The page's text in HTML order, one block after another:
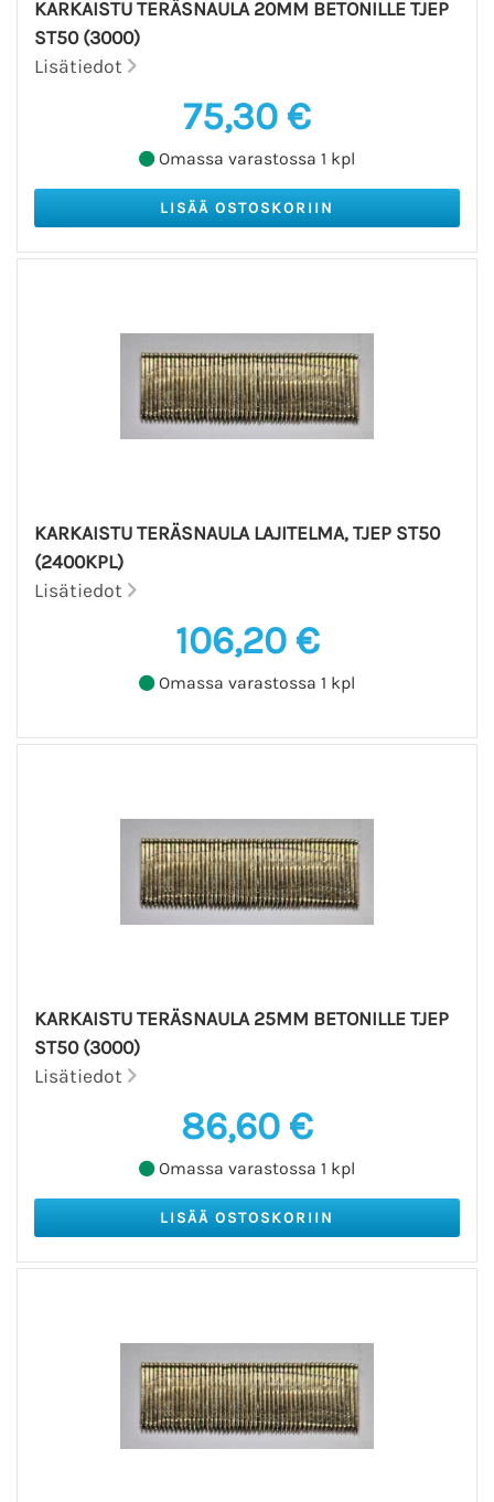
KARKAISTU TERÄSNAULA 20MM BETONILLE TJEP
ST50 (3000)
Lisätiedot
75,30 €
Omassa varastossa 1 kpl
KARKAISTU TERÄSNAULA LAJITELMA, TJEP ST50
(2400KPL)
Lisätiedot
106,20 €
Omassa varastossa 1 kpl
KARKAISTU TERÄSNAULA 25MM BETONILLE TJEP
ST50 (3000)
Lisätiedot
86,60 €
Omassa varastossa 1 kpl